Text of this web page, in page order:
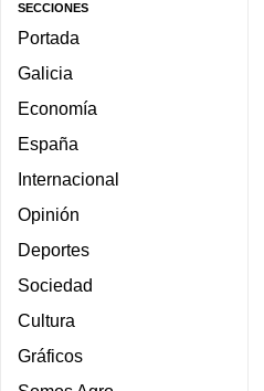
SECCIONES
Portada
Galicia
Economía
España
Internacional
Opinión
Deportes
Sociedad
Cultura
Gráficos